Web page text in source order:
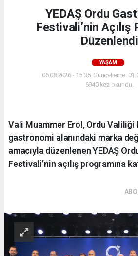
YEDAŞ Ordu
Festivali’nin Açılış
Düzenlendi
YAŞAM
06.08.2026 - 15:35, Güncelleme:
6940 kez okundu.
Vali Muammer Erol, Ordu
gastronomi alanındaki marka
amacıyla düzenlenen YEDAŞ
Festivali’nin açılış programına